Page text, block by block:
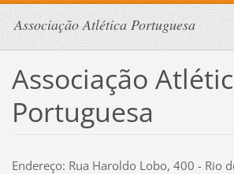
Associação Atlética Portuguesa
Associação
Portuguesa
Endereço: Rua Haroldo Lobo, 400 - Rio